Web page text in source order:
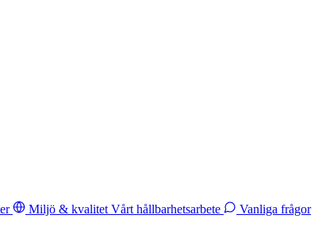
Miljö & kvalitet Vårt hållbarhetsarbete
Vanliga frågor